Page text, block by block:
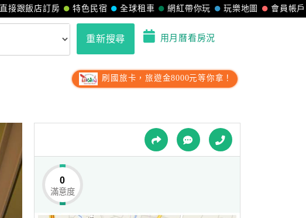
會員帳戶
玩樂地圖
網紅帶你玩
全球租車
特色民宿
直接跟飯店訂房
重新搜尋 用月曆看房況
刷國旅卡，旅遊金8000元等你拿！
0
滿意度